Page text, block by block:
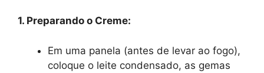
1. Preparando o Creme:
Em uma panela (antes de levar ao fogo),
coloque o leite condensado, as gemas